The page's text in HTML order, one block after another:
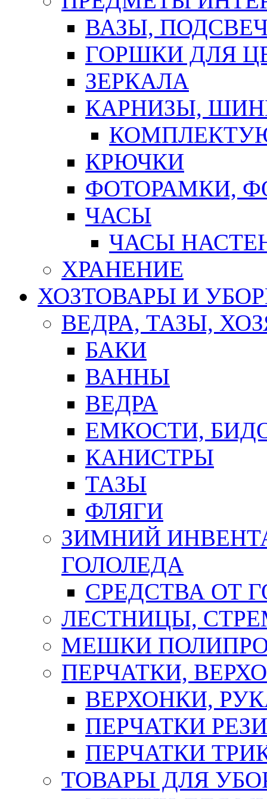
ВАЗЫ,
ГОРШКИ ДЛЯ
ЗЕРКАЛА
КАРНИЗЫ,
КРЮЧКИ
ФОТОРАМКИ,
ЧАСЫ
ЧАСЫ
ХРАНЕНИЕ
ХОЗТОВАРЫ И
ВЕДРА, ТАЗЫ,
БАКИ
ВАННЫ
ВЕДРА
ЕМКОСТИ,
КАНИСТРЫ
ТАЗЫ
ФЛЯГИ
ЗИМНИЙ
ГОЛОЛЕДА
СРЕДСТВА ОТ
ЛЕСТНИЦЫ,
МЕШКИ
ПЕРЧАТКИ,
ВЕРХОНКИ,
ПЕРЧАТКИ
ПЕРЧАТКИ
ТОВАРЫ ДЛЯ